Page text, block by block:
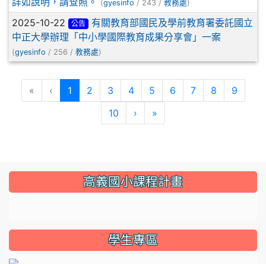
(gyesinfo / 243 / 教務處)
2025-10-22 公告
有關教育部國民及學前教育署委託國立
中正大學辦理「中小學國際教育成果分享會」一案
(gyesinfo / 256 / 教務處)
« ‹ 1(current)
2 3 4 5 6 7 8
9
10
› »
::: 高義國小課程計畫
學生專區